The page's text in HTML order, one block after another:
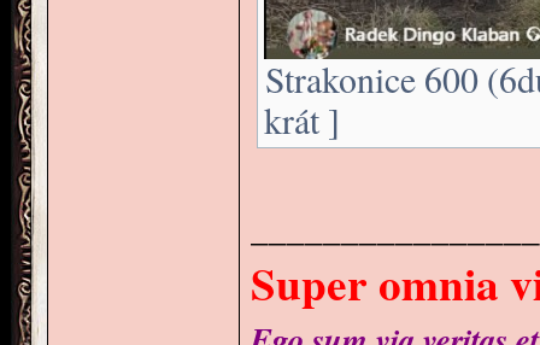
Strakonice 600
krát ]
Super omnia